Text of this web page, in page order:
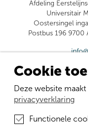
Afdeling
Universitair
Oostersingel
Postbus 196 9700
Cookie
Deze website
privacyverklaring
Functionele